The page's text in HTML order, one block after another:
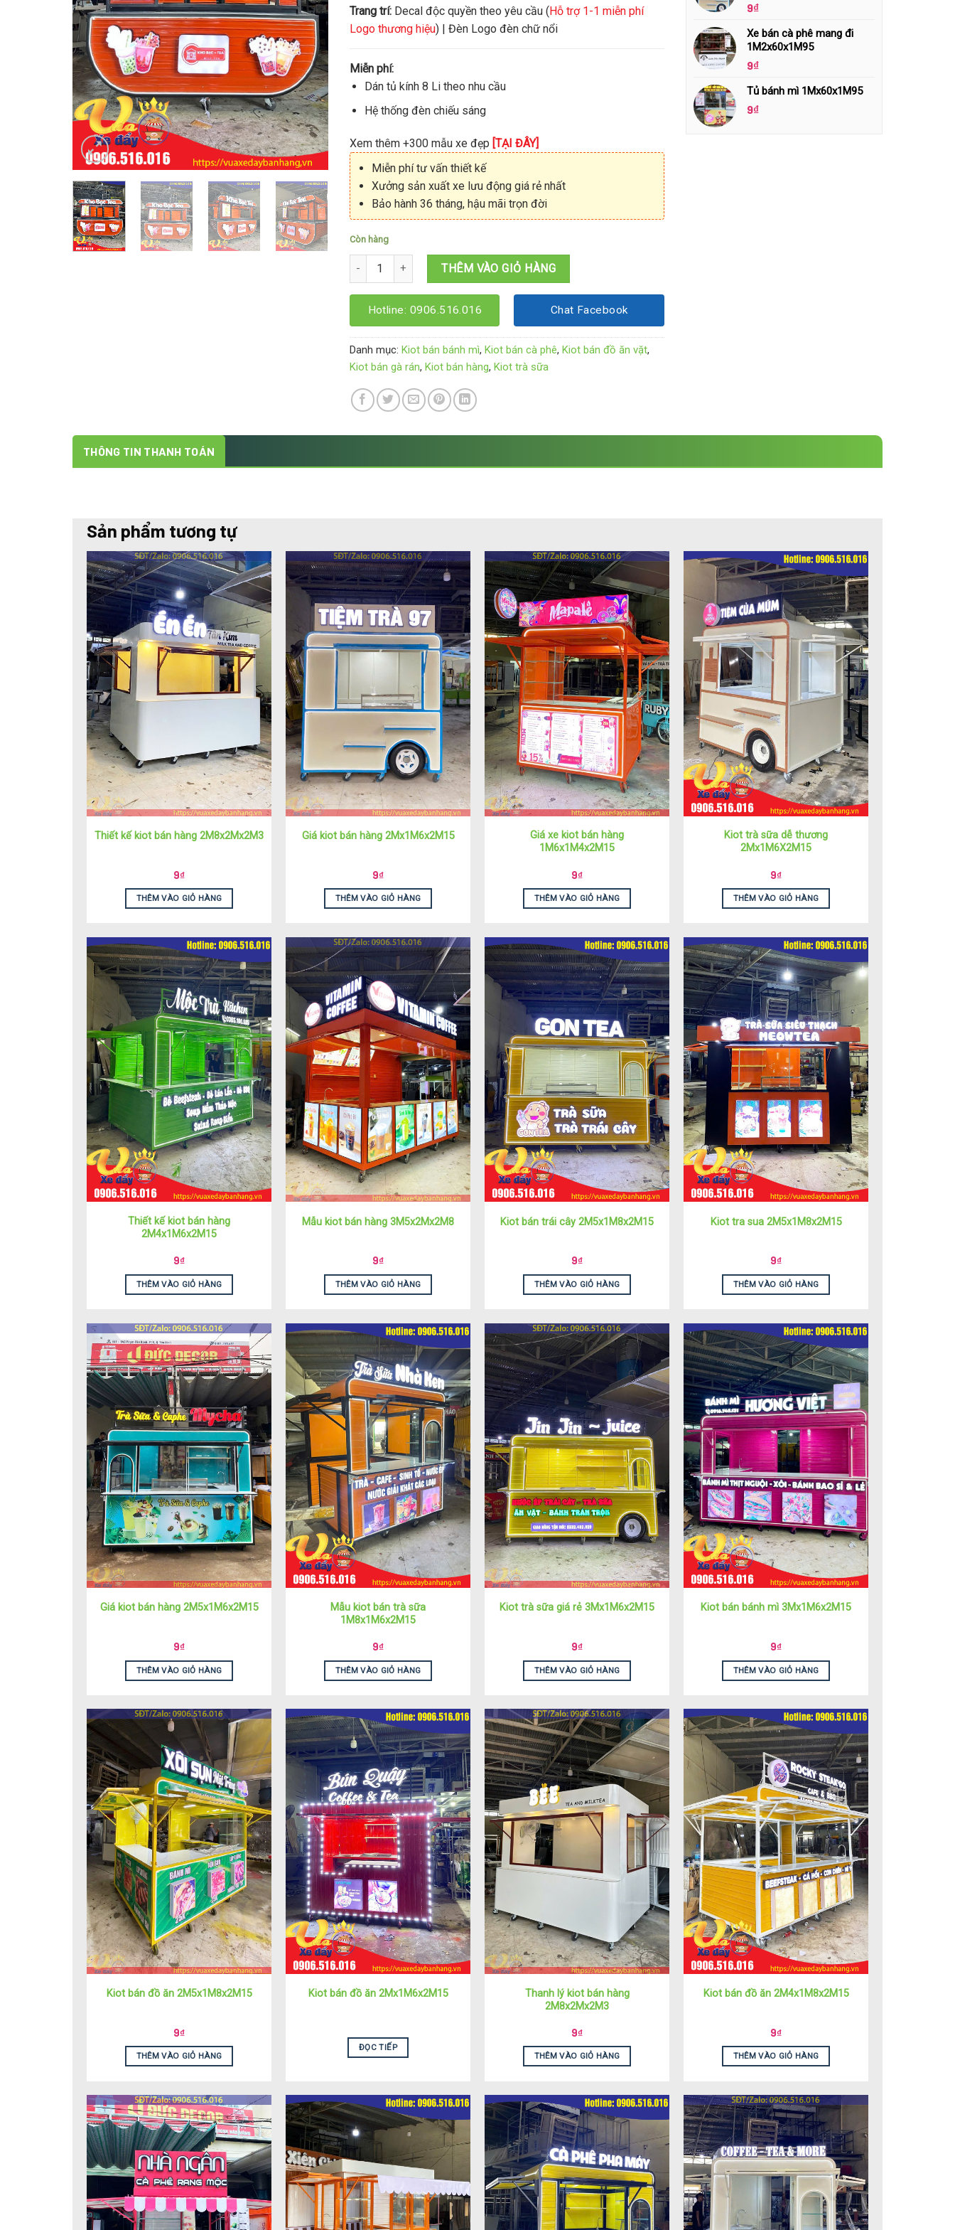
Trang trí: Decal độc quyền theo yêu cầu (Hỗ trợ 1-1 miễn phí
Logo thương hiệu) | Đèn Logo đèn chữ nổi
Miễn phí:
Dán tủ kính 8 Li theo nhu cầu
Hệ thống đèn chiếu sáng
Xem thêm +300 mẫu xe đẹp [TẠI ĐÂY]
Miễn phí tư vấn thiết kế
Xưởng sản xuất xe lưu động giá rẻ nhất
Bảo hành 36 tháng, hậu mãi trọn đời
Còn hàng
Kiot trà sữa 2M6x1M6x2M15 số lượng
THÊM VÀO GIỎ HÀNG
Hotline: 0906.516.016 Chat Facebook
Danh mục: Kiot bán bánh mì, Kiot bán cà phê, Kiot bán đồ ăn vặt,
Kiot bán gà rán, Kiot bán hàng, Kiot trà sữa
9₫
Xe bán cà phê mang đi
1M2x60x1M95
9₫
Tủ bánh mì 1Mx60x1M95
9₫
THÔNG TIN THANH TOÁN
Sản phẩm tương tự
Thiết kế kiot bán hàng 2M8x2Mx2M3
9₫
THÊM VÀO GIỎ HÀNG
Giá kiot bán hàng 2Mx1M6x2M15
9₫
THÊM VÀO GIỎ HÀNG
Giá xe kiot bán hàng
1M6x1M4x2M15
9₫
THÊM VÀO GIỎ HÀNG
Kiot trà sữa dễ thương
2Mx1M6X2M15
9₫
THÊM VÀO GIỎ HÀNG
Thiết kế kiot bán hàng
2M4x1M6x2M15
9₫
THÊM VÀO GIỎ HÀNG
Mẫu kiot bán hàng 3M5x2Mx2M8
9₫
THÊM VÀO GIỎ HÀNG
Kiot bán trái cây 2M5x1M8x2M15
9₫
THÊM VÀO GIỎ HÀNG
Kiot tra sua 2M5x1M8x2M15
9₫
THÊM VÀO GIỎ HÀNG
Giá kiot bán hàng 2M5x1M6x2M15
9₫
THÊM VÀO GIỎ HÀNG
Mẫu kiot bán trà sữa
1M8x1M6x2M15
9₫
THÊM VÀO GIỎ HÀNG
Kiot trà sữa giá rẻ 3Mx1M6x2M15
9₫
THÊM VÀO GIỎ HÀNG
Kiot bán bánh mì 3Mx1M6x2M15
9₫
THÊM VÀO GIỎ HÀNG
Kiot bán đồ ăn 2M5x1M8x2M15
9₫
THÊM VÀO GIỎ HÀNG
Kiot bán đồ ăn 2Mx1M6x2M15
ĐỌC TIẾP
Thanh lý kiot bán hàng
2M8x2Mx2M3
9₫
THÊM VÀO GIỎ HÀNG
Kiot bán đồ ăn 2M4x1M8x2M15
9₫
THÊM VÀO GIỎ HÀNG